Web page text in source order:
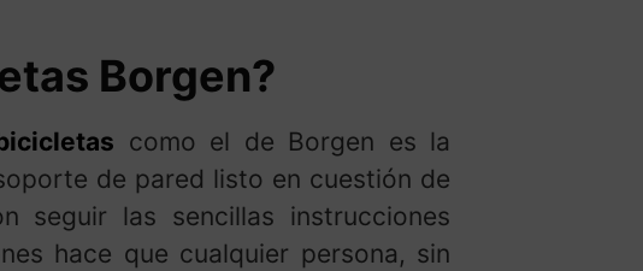
Borgen?
como el de Borgen es la
de pared listo en cuestión de
seguir las sencillas instrucciones
hace que cualquier persona, sin